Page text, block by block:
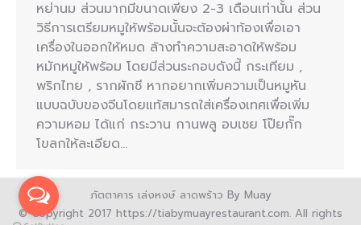
หย่านม ส่วนมากมีขนาดเพียง 2-3 เดือนเท่านั้น ส่วน
วิธีการเตรียมหมูให้พร้อมนั้นจะต้องผ่าท้องเพื่อเอา
เครื่องในออกให้หมด ล้างทำความสะอาดให้พร้อม
หมักหมูให้พร้อม โดยมีส่วนระกอบดังนี้ กระเทียม ,
พริกไทย , รากผักชี หากอยากเพิ่มความเป็นหมูหัน
แบบฉบับของจีนโดยแท้สมารถใส่เครื่องเทศเพื่อเพิ่ม
ความหอม ได้แก่ กระวาน กานพลู อบเชย โป๊ยกั๊ก
โขลกให้ละเอียด…
ภัตตาคาร เล่งหงษ์ ลาดพร้าว By Muay
© Copyright 2017 https://tiabymuayrestaurant.com. All rights